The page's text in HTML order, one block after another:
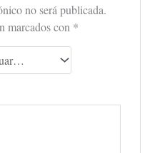
no será publicada.
marcados con *